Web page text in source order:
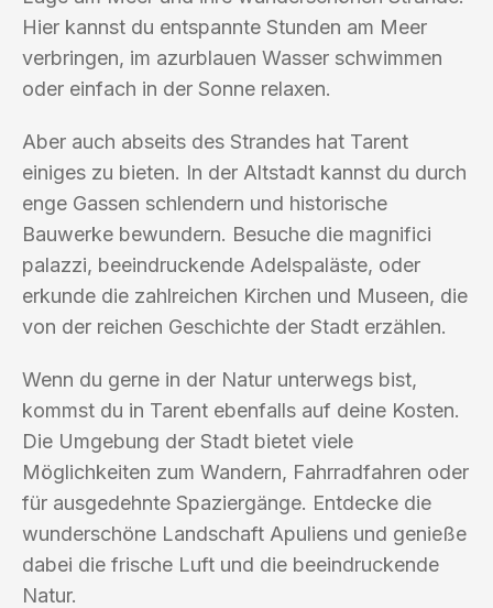
Hier kannst du entspannte Stunden am Meer
verbringen, im azurblauen Wasser schwimmen
oder einfach in der Sonne relaxen.
Aber auch abseits des Strandes hat Tarent
einiges zu bieten. In der Altstadt kannst du durch
enge Gassen schlendern und historische
Bauwerke bewundern. Besuche die magnifici
palazzi, beeindruckende Adelspaläste, oder
erkunde die zahlreichen Kirchen und Museen, die
von der reichen Geschichte der Stadt erzählen.
Wenn du gerne in der Natur unterwegs bist,
kommst du in Tarent ebenfalls auf deine Kosten.
Die Umgebung der Stadt bietet viele
Möglichkeiten zum Wandern, Fahrradfahren oder
für ausgedehnte Spaziergänge. Entdecke die
wunderschöne Landschaft Apuliens und genieße
dabei die frische Luft und die beeindruckende
Natur.